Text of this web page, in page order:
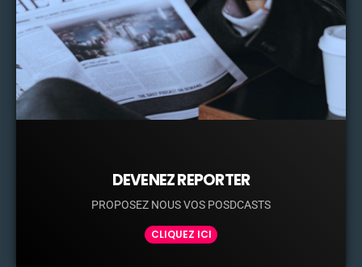
DEVENEZ REPORTER
PROPOSEZ NOUS VOS POSDCASTS
CLIQUEZ ICI